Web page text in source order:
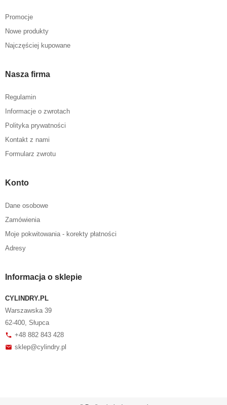
Promocje
Nowe produkty
Najczęściej kupowane
Nasza firma
Regulamin
Informacje o zwrotach
Polityka prywatności
Kontakt z nami
Formularz zwrotu
Konto
Dane osobowe
Zamówienia
Moje pokwitowania - korekty płatności
Adresy
Informacja o sklepie
CYLINDRY.PL
Warszawska 39
62-400, Słupca
phone +48 882 843 428
mail sklep@cylindry.pl